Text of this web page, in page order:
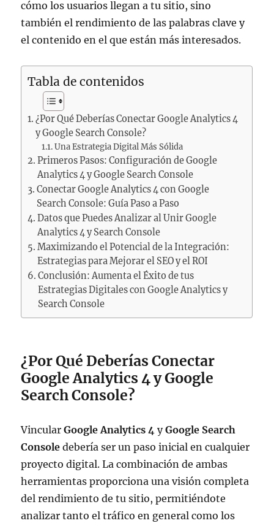
cómo los usuarios llegan a tu sitio, sino
también el rendimiento de las palabras clave y
el contenido en el que están más interesados.
Tabla de contenidos
¿Por Qué Deberías Conectar Google Analytics 4
y Google Search Console?
Una Estrategia Digital Más Sólida
Primeros Pasos: Configuración de Google
Analytics 4 y Google Search Console
Conectar Google Analytics 4 con Google
Search Console: Guía Paso a Paso
Datos que Puedes Analizar al Unir Google
Analytics 4 y Search Console
Maximizando el Potencial de la Integración:
Estrategias para Mejorar el SEO y el ROI
Conclusión: Aumenta el Éxito de tus
Estrategias Digitales con Google Analytics y
Search Console
¿Por Qué Deberías Conectar
Google Analytics 4 y Google
Search Console?
VincularGoogle Analytics 4 yGoogle Search
Console debería ser un paso inicial en cualquier
proyecto digital. La combinación de ambas
herramientas proporciona una visión completa
del rendimiento de tu sitio, permitiéndote
analizar tanto el tráfico en general como los